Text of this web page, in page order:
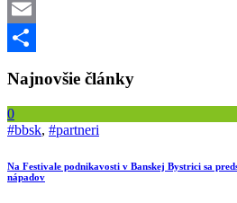
LinkedIn
Email
Najnovšie články
0
#bbsk, #partneri
Na Festivale podnikavosti v Banskej Bystrici sa
nápadov